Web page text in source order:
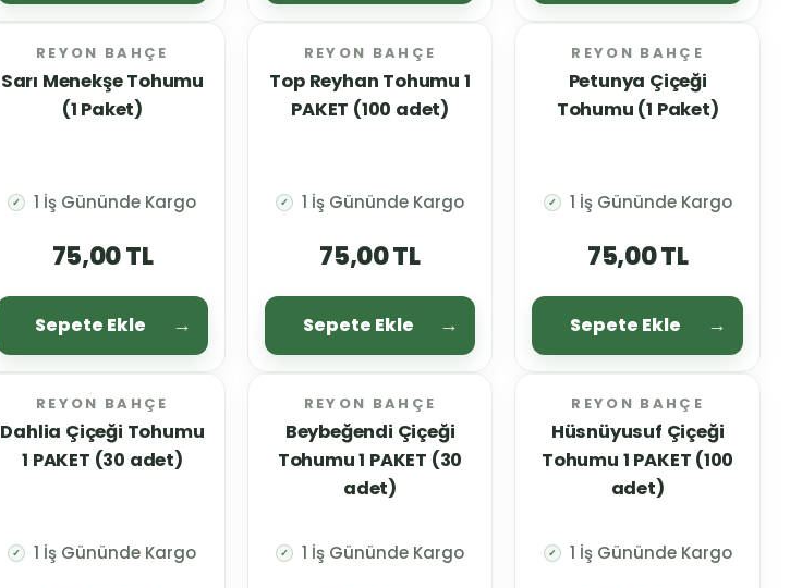
REYON BAHÇE
Sarı Menekşe Tohumu
(1 Paket)
✓ 1 İş Gününde Kargo
75,00 TL
Sepete Ekle
REYON BAHÇE
Top Reyhan Tohumu 1
PAKET (100 adet)
✓ 1 İş Gününde Kargo
75,00 TL
Sepete Ekle
REYON BAHÇE
Petunya Çiçeği
Tohumu (1 Paket)
✓ 1 İş Gününde Kargo
75,00 TL
Sepete Ekle
REYON BAHÇE
Dahlia Çiçeği Tohumu
1 PAKET (30 adet)
✓ 1 İş Gününde Kargo
REYON BAHÇE
Beybeğendi Çiçeği
Tohumu 1 PAKET (30
adet)
✓ 1 İş Gününde Kargo
REYON BAHÇE
Hüsnüyusuf Çiçeği
Tohumu 1 PAKET (100
adet)
✓ 1 İş Gününde Kargo